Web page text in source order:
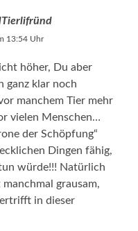
13:54 Uhr
höher, Du aber
ganz klar noch
manchem Tier mehr
vielen Menschen…
der Schöpfung“
Dingen fähig,
würde!!! Natürlich
grausam,
in dieser